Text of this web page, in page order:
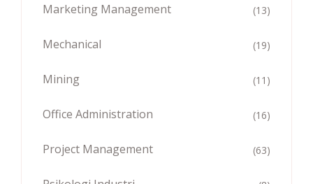
Marketing Management (13)
Mechanical (19)
Mining (11)
Office Administration (16)
Project Management (63)